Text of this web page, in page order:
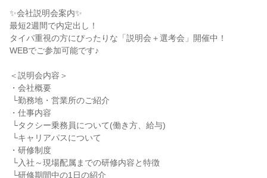
✨会社説明会案内✨
最短2週間で内定出し！
タイパ重視の方にぴったりな「説明会＋選考会」開催中！
WEBでご参加可能です♪
＜説明会内容＞
・会社概要
・仕事内容
・研修制度